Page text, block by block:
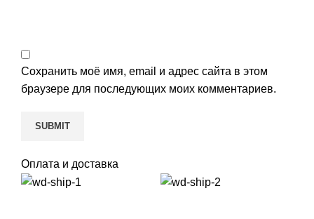
Сохранить моё имя, email и адрес сайта в этом
браузере для последующих моих комментариев.
Оплата и доставка